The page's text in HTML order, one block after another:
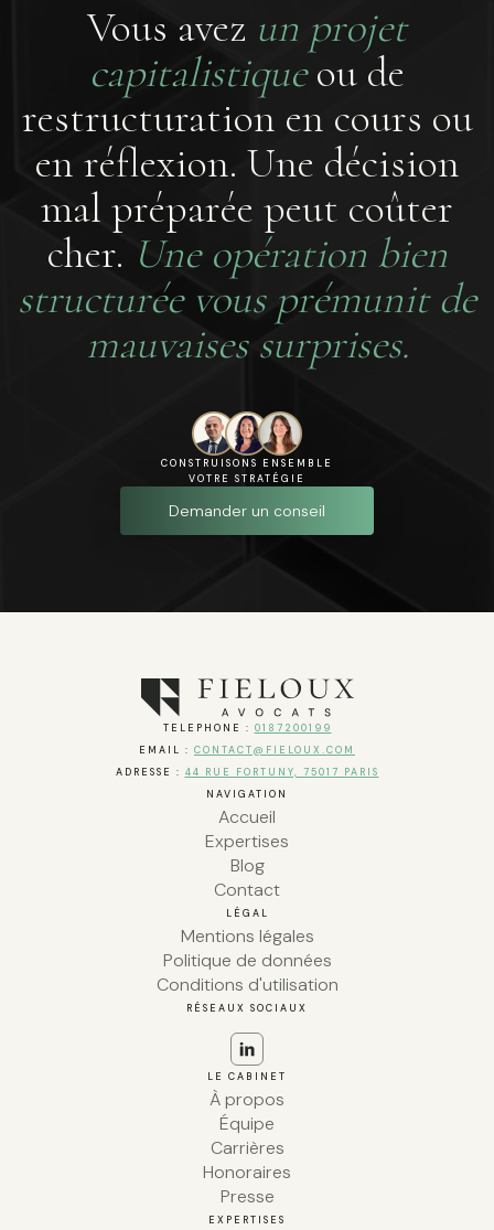
Vous avez un projet
capitalistiqueou de
restructuration en cours ou
en réflexion. Une décision
mal préparée peut coûter
cher. Une opération bien
structurée vous prémunit de
mauvaises surprises.
CONSTRUISONS ENSEMBLE
VOTRE STRATÉGIE
Demander un conseil
TELEPHONE : 0187200199
EMAIL : CONTACT@FIELOUX.COM
ADRESSE : 44 RUE FORTUNY, 75017 PARIS
NAVIGATION
Accueil
Expertises
Blog
Contact
LÉGAL
Mentions légales
Politique de données
Conditions d'utilisation
RÉSEAUX SOCIAUX
LE CABINET
À propos
Équipe
Carrières
Honoraires
Presse
EXPERTISES